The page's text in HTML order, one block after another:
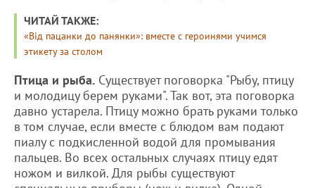
ЧИТАЙ ТАКЖЕ:
«Від пацанки до панянки»: вместе с героинями учимся
этикету за столом
Птица и рыба. Существует поговорка "Рыбу, птицу
и молодицу берем руками". Так вот, эта поговорка
давно устарела. Птицу можно брать руками только
в том случае, если вместе с блюдом вам подают
пиалу с подкисленной водой для промывания
пальцев. Во всех остальных случаях птицу едят
ножом и вилкой. Для рыбы существуют